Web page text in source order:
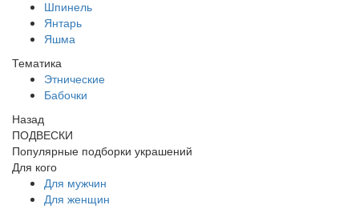
Шпинель
Янтарь
Яшма
Тематика
Этнические
Бабочки
Назад
ПОДВЕСКИ
Популярные подборки украшений
Для кого
Для мужчин
Для женщин